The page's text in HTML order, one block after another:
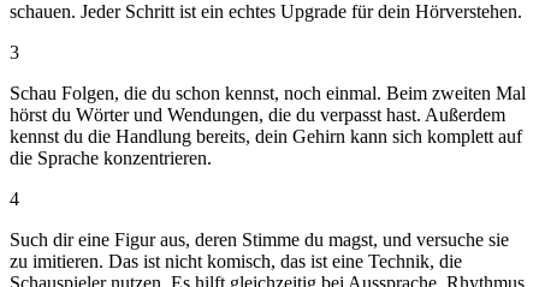
schauen. Jeder Schritt ist ein echtes Upgrade für dein Hörverstehen.
3
Schau Folgen, die du schon kennst, noch einmal. Beim zweiten Mal
hörst du Wörter und Wendungen, die du verpasst hast. Außerdem
kennst du die Handlung bereits, dein Gehirn kann sich komplett auf
die Sprache konzentrieren.
4
Such dir eine Figur aus, deren Stimme du magst, und versuche sie
zu imitieren. Das ist nicht komisch, das ist eine Technik, die
Schauspieler nutzen. Es hilft gleichzeitig bei Aussprache, Rhythmus